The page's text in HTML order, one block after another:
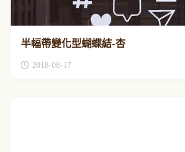
半幅帶變化型蝴蝶結-杏
2018-08-17